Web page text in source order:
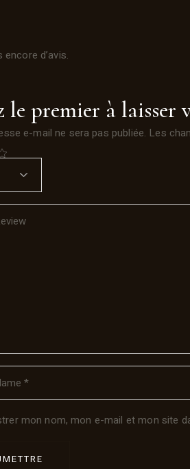
encore d’avis.
le premier à laisser
e-mail ne sera pas publiée. Les
mon nom, mon e-mail et mon site